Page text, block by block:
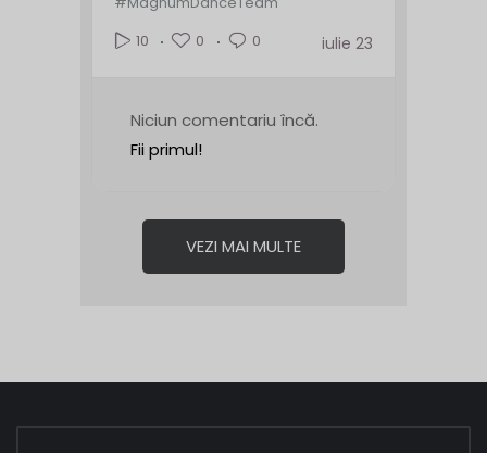
10
0 0 iulie 23
Niciun comentariu încă.
Fii primul!
VEZI MAI MULTE